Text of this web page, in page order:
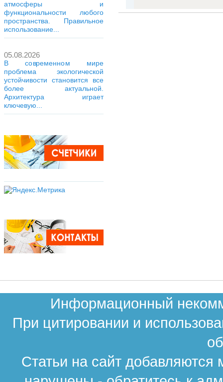
атмосферы и
функциональности любого
пространства. Правильное
использование...
05.08.2026
В современном мире
проблема экологической
устойчивости становится все
более актуальной.
Архитектура играет
ключевую...
Информационный
При цитировании и
Статьи на сайт